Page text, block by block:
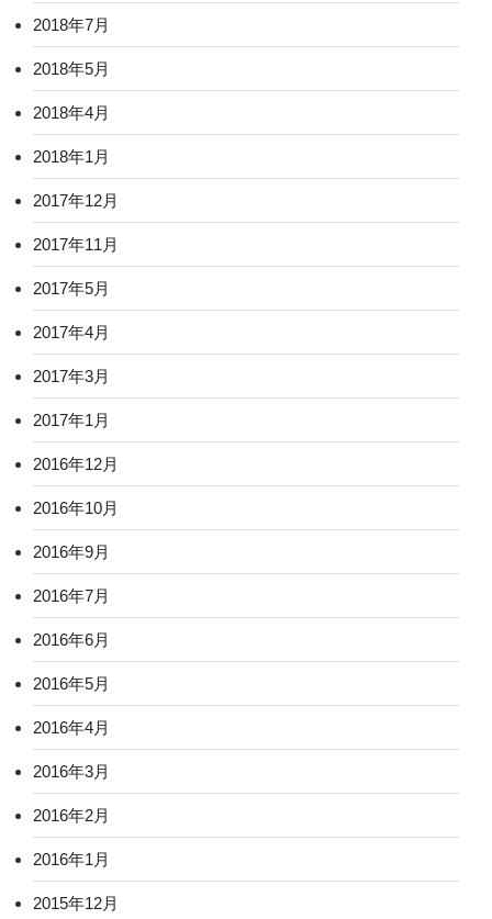
2018年7月
2018年5月
2018年4月
2018年1月
2017年12月
2017年11月
2017年5月
2017年4月
2017年3月
2017年1月
2016年12月
2016年10月
2016年9月
2016年7月
2016年6月
2016年5月
2016年4月
2016年3月
2016年2月
2016年1月
2015年12月